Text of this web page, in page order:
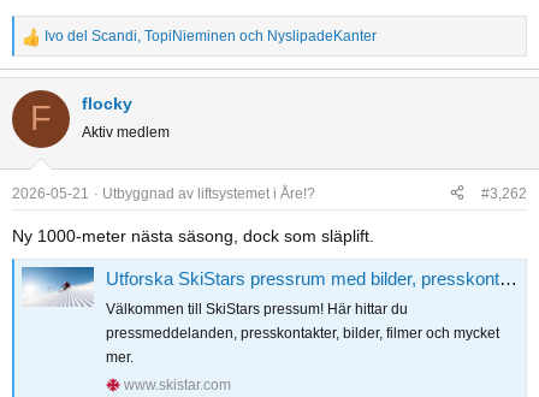
R
e
a
t
i
o
n
s
:
Ivo del Scandi TopiNieminen och NyslipadeKanter
F flocky
Aktiv medlem
2026-05-21 Utbyggnad av liftsystemet i Åre!? #3,262
Ny 1000-meter nästa säsong, dock som släplift.
Utforska SkiStars pressrum med bilder, presskontakt m.m.
Välkommen till SkiStars pressum! Här hittar du
pressmeddelanden, presskontakter, bilder, filmer och mycket
mer.
www.skistar.com